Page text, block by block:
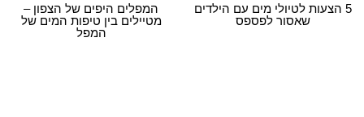
5 הצעות לטיולי מים עם הילדים
שאסור לפספס
המפלים היפים של הצפון –
מטיילים בין טיפות המים של
המפל